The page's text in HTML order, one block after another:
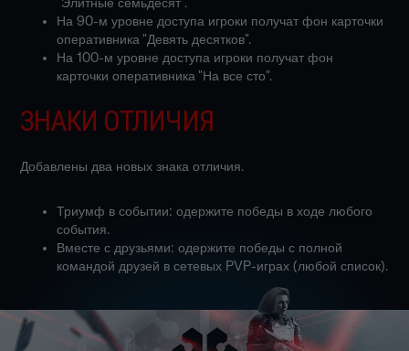
"Элитные семьдесят".
На 90-м уровне доступа игроки получат фон карточки
оперативника "Девять десятков".
На 100-м уровне доступа игроки получат фон
карточки оперативника "На все сто".
ЗНАКИ ОТЛИЧИЯ
Добавлены два новых знака отличия.
Триумф в событии: одержите победы в ходе любого
события.
Вместе с друзьями: одержите победы с полной
командой друзей в сетевых PVP-играх (любой список).